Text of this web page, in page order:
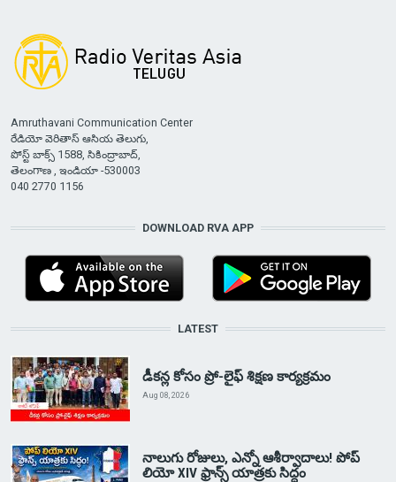
Amruthavani Communication Center
రేడియో వెరితాస్ ఆసియ తెలుగు,
పోస్ట్ బాక్స్ 1588, సికింద్రాబాద్,
తెలంగాణ , ఇండియా -530003
040 2770 1156
DOWNLOAD RVA APP
LATEST
డీకన్ల కోసం ప్రో-లైఫ్ శిక్షణ కార్యక్రమం
Aug 08, 2026
నాలుగు రోజులు, ఎన్నో ఆశీర్వాదాలు! పోప్
లియో XIV ఫ్రాన్స్ యాత్రకు సిద్ధం